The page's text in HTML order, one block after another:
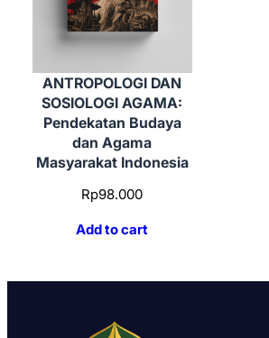
ANTROPOLOGI DAN
SOSIOLOGI AGAMA:
Pendekatan Budaya
dan Agama
Masyarakat Indonesia
Rp98.000
Add to cart